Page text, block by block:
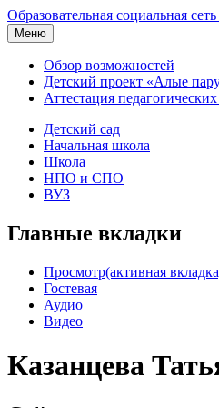
Образовательная социальная сеть
Меню
Обзор возможностей
Детский проект «Алые
Аттестация
Детский сад
Начальная школа
Школа
НПО и СПО
ВУЗ
Главные вкладки
Просмотр(активная
Гостевая
Аудио
Видео
Казанцева